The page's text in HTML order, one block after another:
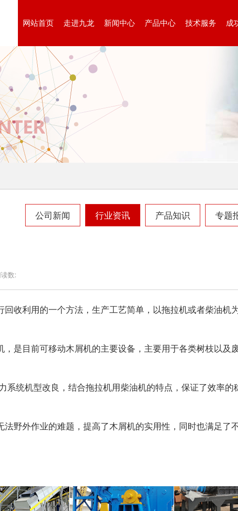
网站首页 走进九龙 新闻中心 产品中心 技术服务 成
公司新闻 行业资讯 产品知识 专题
数:
收利用的一个方法，生产工艺简单，以拖拉机或者柴油
，是目前可移动木屑机的主要设备，主要用于各类树枝以
系统机型改良，结合拖拉机用柴油机的特点，保证了效率
野外作业的难题，提高了木屑机的实用性，同时也满足了
木材粉碎机 综合破
型树枝粉碎机 大型秸秆粉碎机 废旧轮胎胶
轴撕碎机 树枝粉碎机 稻草破